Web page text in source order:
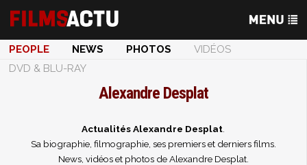
PEOPLE NEWS PHOTOS
VIDÉOS
DVD & BLU-RAY
Alexandre Desplat
Actualités Alexandre Desplat
Sa biographie, filmographie, ses premiers et derniers films.
News, vidéos et photos de Alexandre Desplat.